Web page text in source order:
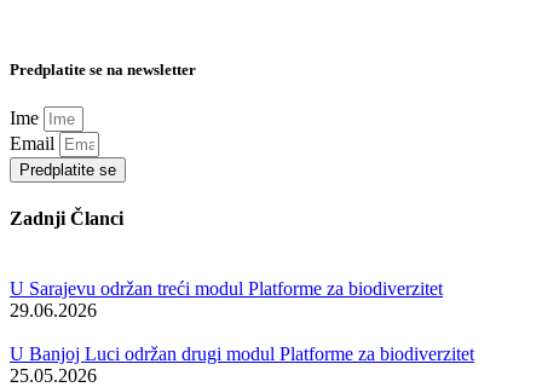
Predplatite se na newsletter
Ime
Email
Predplatite se
Zadnji Članci
U Sarajevu održan treći modul Platforme za biodiverzitet
29.06.2026
U Banjoj Luci održan drugi modul Platforme za biodiverzitet
25.05.2026